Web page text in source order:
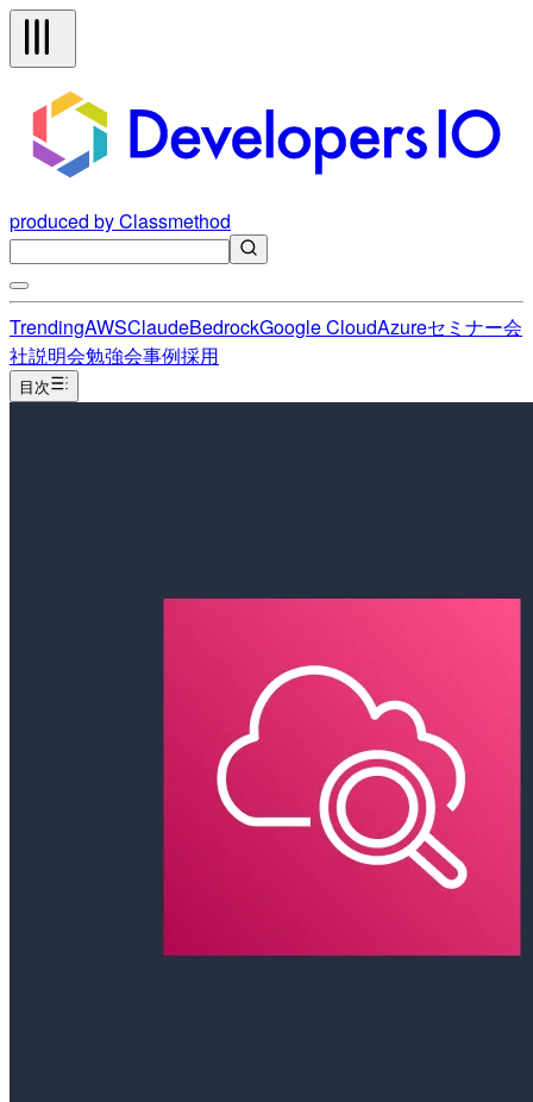
produced by Classmethod
TrendingAWSClaudeBedrockGoogle CloudAzureセミナー会
社説明会勉強会事例採用
目次